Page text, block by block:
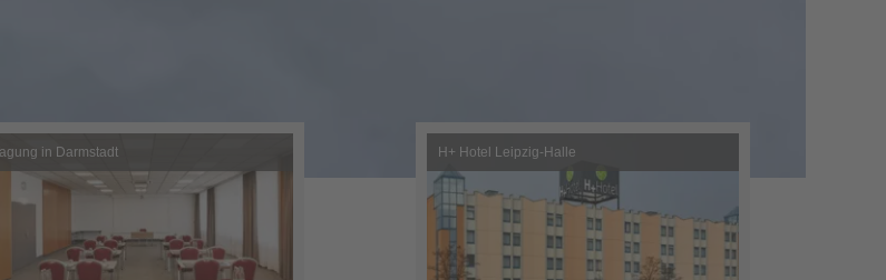
in Darmstadt H+ Hotel Leipzig-Halle